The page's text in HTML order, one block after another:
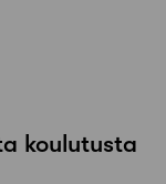
koulutusta